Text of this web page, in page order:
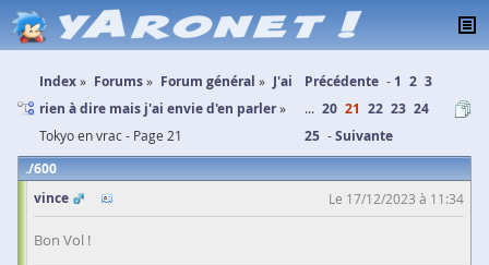
Index Forums Forum général
J'ai
rien à dire mais j'ai envie d'en parler
Tokyo en vrac - Page 21
Précédente 1 2 3
... 20 21 22 23 24
25
Suivante
600
vince
Le 17/12/2023 à 11:34
Bon Vol !